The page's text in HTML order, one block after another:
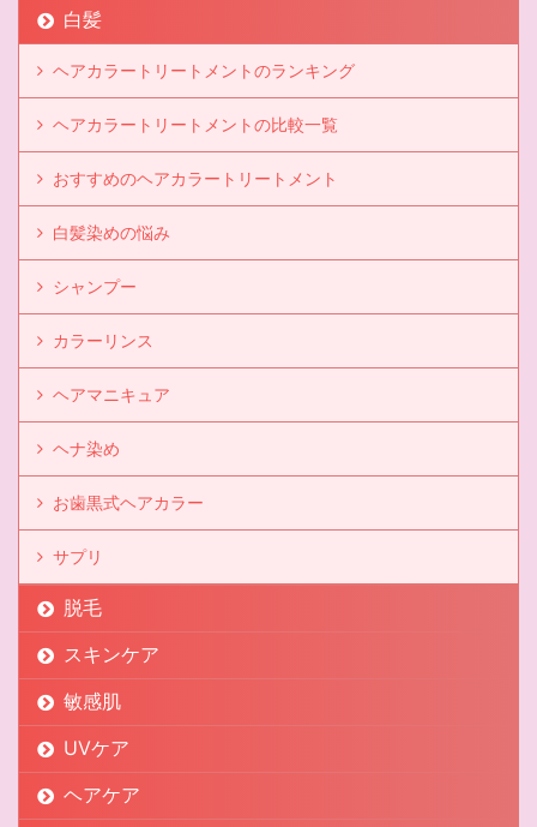
白髪
ヘアカラートリートメントのランキング
ヘアカラートリートメントの比較一覧
おすすめのヘアカラートリートメント
白髪染めの悩み
シャンプー
カラーリンス
ヘアマニキュア
ヘナ染め
お歯黒式ヘアカラー
サプリ
脱毛
スキンケア
敏感肌
UVケア
ヘアケア